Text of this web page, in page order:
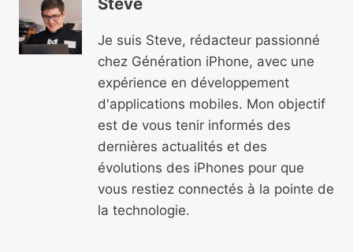
Je suis Steve, rédacteur passionné
chez Génération iPhone, avec une
expérience en développement
d'applications mobiles. Mon objectif
est de vous tenir informés des
dernières actualités et des
évolutions des iPhones pour que
vous restiez connectés à la pointe de
la technologie.